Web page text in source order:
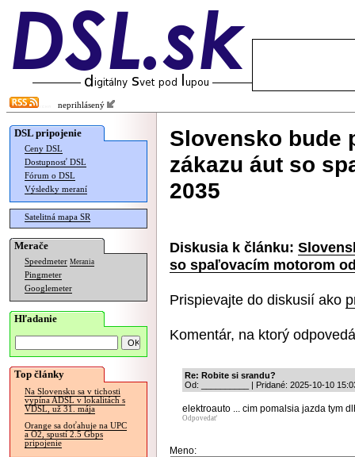
neprihlásený
DSL pripojenie
Ceny DSL
Dostupnosť DSL
Fórum o DSL
Výsledky meraní
Satelitná mapa SR
Merače
Speedmeter Merania
Pingmeter
Googlemeter
Hľadanie
Top články
Na Slovensku sa v tichosti
vypína ADSL v lokalitách s
VDSL, už 31. mája
Orange sa doťahuje na UPC
a O2, spustí 2.5 Gbps
pripojenie
Slovensko bude
zákazu áut so
2035
Diskusia k článku:
so spaľovacím motorom
Prispievajte do diskusií ako
Komentár, na ktorý
Re: Robite si srandu?
Od: __________ | Pridané: 2025-10-10
elektroauto ... cim pomalsia jazda tym
Odpovedať
Meno: